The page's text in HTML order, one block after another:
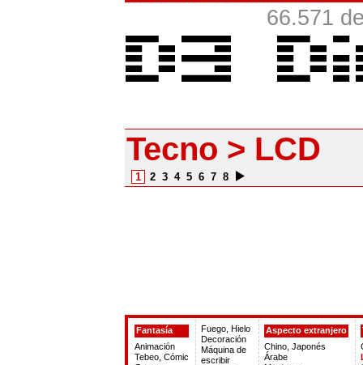
66.571
Tecno > LCD
1 2 3 4 5 6 7 8
Fantasía
Animación
Tebeo, Cómic
Fuego, Hielo
Decoración
Máquina de
escribir
Aspecto extranjero
Chino, Japonés
Árabe